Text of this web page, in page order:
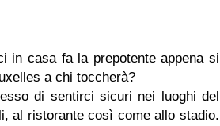
in casa fa la prepotente appena si
a chi toccherà?
di sentirci sicuri nei luoghi del
al ristorante così come allo stadio.